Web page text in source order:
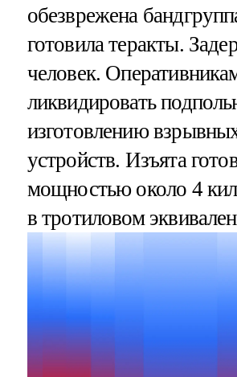
обезврежена
готовила теракты.
человек.
ликвидировать
изготовлению
устройств. Изъята
мощностью около 4
в тротиловом